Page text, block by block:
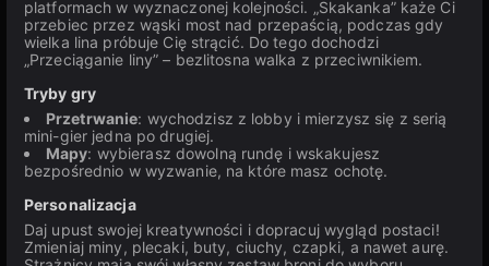
platformach w wyznaczonej kolejności. „Skakanka” każe Ci
przebiec przez wąski most nad przepaścią, podczas gdy
wielka lina próbuje Cię strącić. Do tego dochodzi
„Przeciąganie liny” – bezlitosna walka z przeciwnikiem.
Tryby gry
Przetrwanie: wychodzisz z lobby i mierzysz się z serią
mini-gier jedna po drugiej.
Mapy: wybierasz dowolną rundę i wskakujesz
bezpośrednio w wyzwanie, na które masz ochotę.
Personalizacja
Daj upust swojej kreatywności i dopracuj wygląd postaci!
Zmieniaj miny, plecaki, buty, ciuchy, czapki, a nawet aurę.